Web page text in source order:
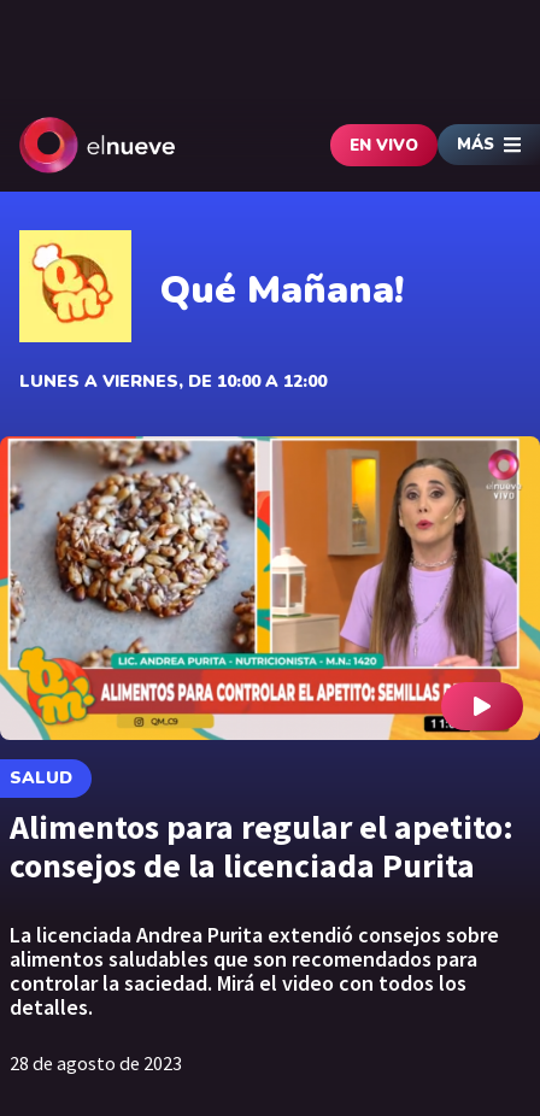
EN VIVO MÁS
Qué Mañana!
LUNES A VIERNES, DE 10:00 A 12:00
SALUD
Alimentos para regular el apetito:
consejos de la licenciada Purita
La licenciada Andrea Purita extendió consejos sobre
alimentos saludables que son recomendados para
controlar la saciedad. Mirá el video con todos los
detalles.
28 de agosto de 2023